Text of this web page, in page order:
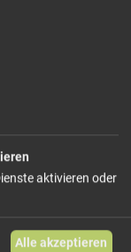
gebrannt.
entfalten
aktivieren oder
Alle akzeptieren